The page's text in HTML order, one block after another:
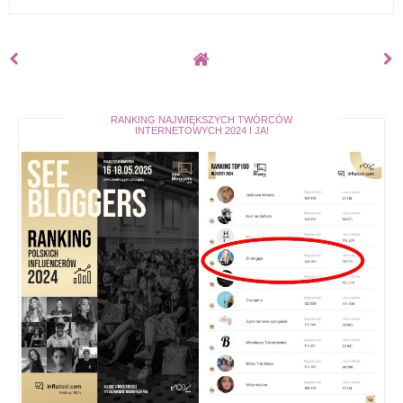
RANKING NAJWIĘKSZYCH TWÓRCÓW
INTERNETOWYCH 2024 I JA!